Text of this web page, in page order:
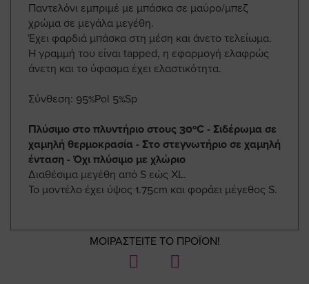
Παντελόνι εμπριμέ με μπάσκα σε μαύρο/μπεζ
χρώμα σε μεγάλα μεγέθη.
Έχει φαρδιά μπάσκα στη μέση και άνετο τελείωμα.
Η γραμμή του είναι tapped, η εφαρμογή ελαφρώς
άνετη και το ύφασμα έχει ελαστικότητα.
Σύνθεση: 95%Pol 5%Sp
Πλύσιμο στο πλυντήριο στους 30ºC - Σιδέρωμα σε
χαμηλή θερμοκρασία - Στο στεγνωτήριο σε χαμηλή
ένταση - Όχι πλύσιμο με χλώριο
Διαθέσιμα μεγέθη από S εώς XL.
Το μοντέλο έχει ύψος 1.75cm και φοράει μέγεθος S.
ΜΟΙΡΑΣΤΕΙΤΕ ΤΟ ΠΡΟΪΟΝ!